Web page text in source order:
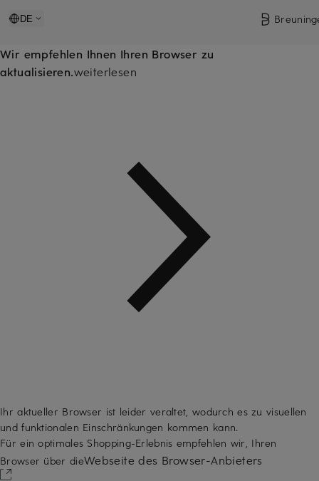
DE
Wir empfehlen Ihnen Ihren Browser zu
aktualisieren.weiterlesen
Ihr aktueller Browser ist leider veraltet, wodurch es zu visuellen
und funktionalen Einschränkungen kommen kann.
Für ein optimales Shopping-Erlebnis empfehlen wir, Ihren
Browser über dieWebseite des Browser-Anbieters